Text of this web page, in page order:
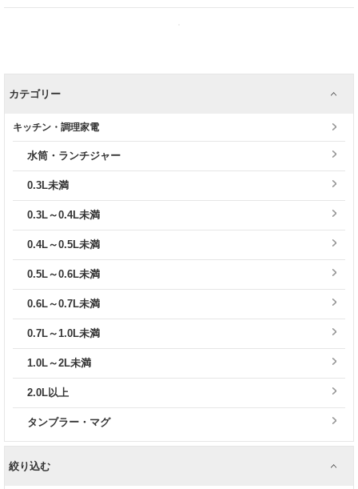
カテゴリー
キッチン・調理家電
水筒・ランチジャー
0.3L未満
0.3L～0.4L未満
0.4L～0.5L未満
0.5L～0.6L未満
0.6L～0.7L未満
0.7L～1.0L未満
1.0L～2L未満
2.0L以上
タンブラー・マグ
絞り込む